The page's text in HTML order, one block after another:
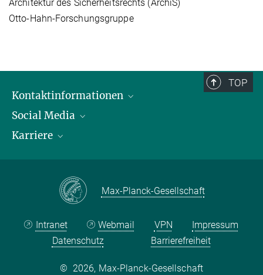
Architektur des Sicherheitsrechts (ArchiS)
Otto-Hahn-Forschungsgruppe
TOP
Kontaktinformationen
Öffnungszeiten & Anfahrt
Ansprechpersonen
Social Media
LinkedIn
Karriere
Max Planck Law
Max-Planck-Gesellschaft
Intranet Webmail VPN
Impressum
Datenschutz
Barrierefreiheit
© 2026, Max-Planck-Gesellschaft